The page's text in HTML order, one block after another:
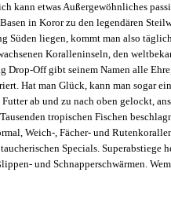
kann etwas Außergewöhnliches
in Koror zu den legendären
Süden liegen, kommt man also
Koralleninseln, den
Drop-Off gibt seinem Namen alle
Hat man Glück, kann man sogar
ab und zu nach oben gelockt,
tropischen Fischen
Weich-, Fächer- und
Specials. Superabstiege
und Schnapperschwärmen.